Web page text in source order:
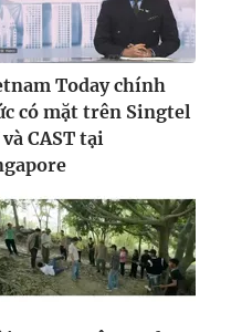
Today chính
có mặt trên Singtel
CAST tại